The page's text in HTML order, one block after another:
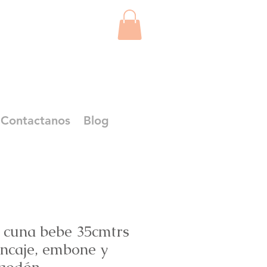
Contactanos Blog
bebe 35cmtrs
embone y